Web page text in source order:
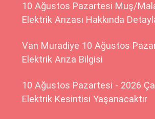
10 Ağustos Pazartesi Muş/
Elektrik Arızası Hakkında
Van Muradiye 10 Ağustos
Elektrik Arıza Bilgisi
10 Ağustos Pazartesi - 2026
Elektrik Kesintisi Yaşanacaktır